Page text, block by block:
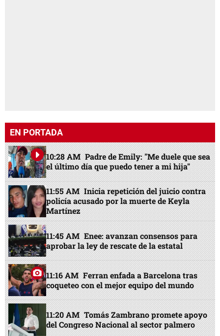
EN PORTADA
10:28 AM Padre de Emily: "Me duele que sea
el último día que puedo tener a mi hija"
11:55 AM Inicia repetición del juicio contra
policía acusado por la muerte de Keyla
Martínez
11:45 AM Enee: avanzan consensos para
aprobar la ley de rescate de la estatal
11:16 AM Ferran enfada a Barcelona tras
coqueteo con el mejor equipo del mundo
11:20 AM Tomás Zambrano promete apoyo
del Congreso Nacional al sector palmero